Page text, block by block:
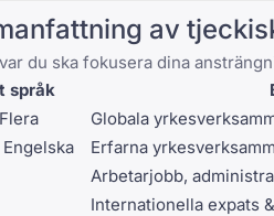
av
du ska fokusera dina
språk
Globala
Erfarna
Arbetarjobb,
Internationella expats